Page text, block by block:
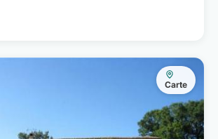
Carte